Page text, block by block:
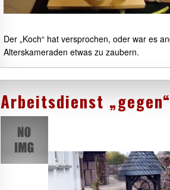
Der „Koch“ hat versprochen, oder war es
Alterskameraden etwas zu zaubern.
Arbeitsdienst